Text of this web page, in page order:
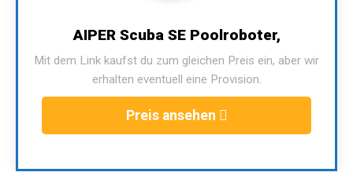
AIPER Scuba SE Poolroboter,
Mit dem Link kaufst du zum gleichen Preis ein, aber wir
erhalten eventuell eine Provision.
Preis ansehen